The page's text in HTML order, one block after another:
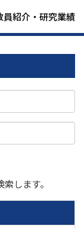
員紹介・研究業績
します。